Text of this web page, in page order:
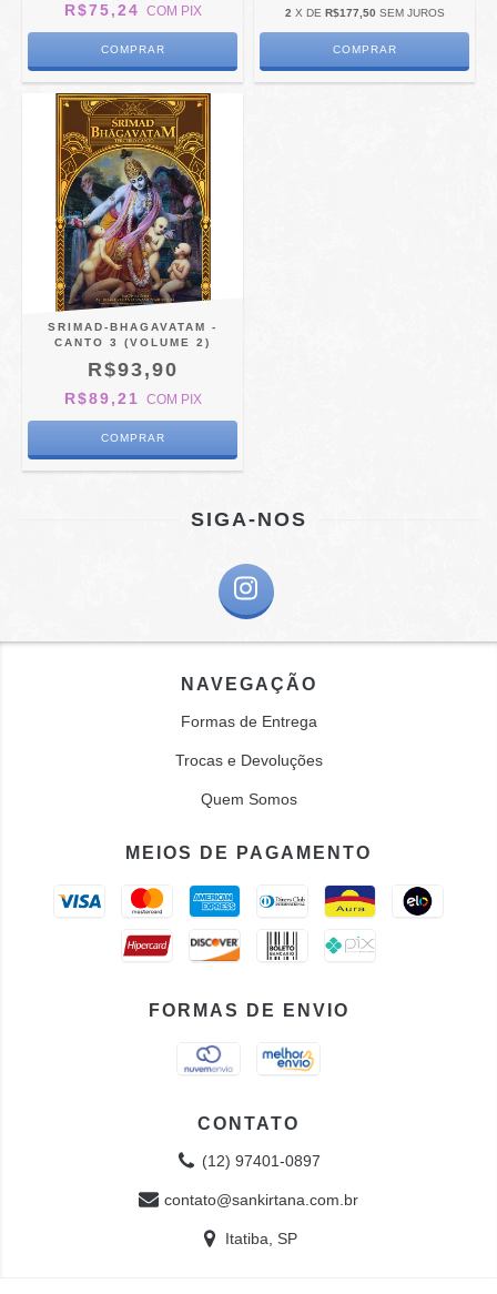
R$75,24 COM PIX 2 X DE R$177,50 SEM JUROS
SRIMAD-BHAGAVATAM -
CANTO 3 (VOLUME 2)
R$93,90
R$89,21 COM PIX
SIGA-NOS
NAVEGAÇÃO
Formas de Entrega
Trocas e Devoluções
Quem Somos
MEIOS DE PAGAMENTO
FORMAS DE ENVIO
CONTATO
(12) 97401-0897
contato@sankirtana.com.br
Itatiba, SP